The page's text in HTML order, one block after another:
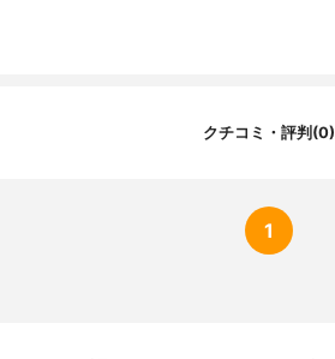
クチコミ・評判(0)
1